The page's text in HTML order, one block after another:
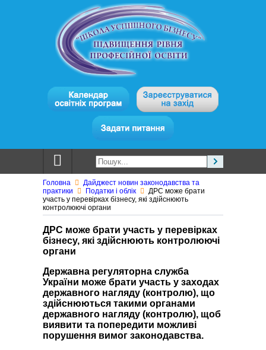
Головна
Дайджест новин законодавства та
практики
Податки і облік
ДРС може брати
участь у перевірках бізнесу, які здійснюють
контролюючі органи
ДРС може брати участь у перевірках
бізнесу, які здійснюють контролюючі
органи
Державна регуляторна служба
України може брати участь у заходах
державного нагляду (контролю), що
здійснюються такими органами
державного нагляду (контролю), щоб
виявити та попередити можливі
порушення вимог законодавства.